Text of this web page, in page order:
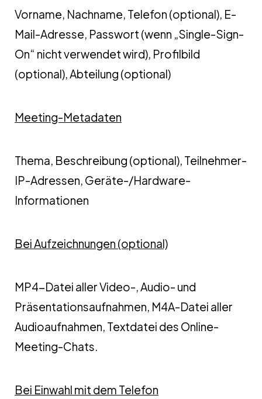
Vorname, Nachname, Telefon (optional), E-
Mail-Adresse, Passwort (wenn „Single-Sign-
On“ nicht verwendet wird), Profilbild
(optional), Abteilung (optional)
Meeting-Metadaten
Thema, Beschreibung (optional), Teilnehmer-
IP-Adressen, Geräte-/Hardware-
Informationen
Bei Aufzeichnungen (optional)
MP4-Datei aller Video-, Audio- und
Präsentationsaufnahmen, M4A-Datei aller
Audioaufnahmen, Textdatei des Online-
Meeting-Chats.
Bei Einwahl mit dem Telefon